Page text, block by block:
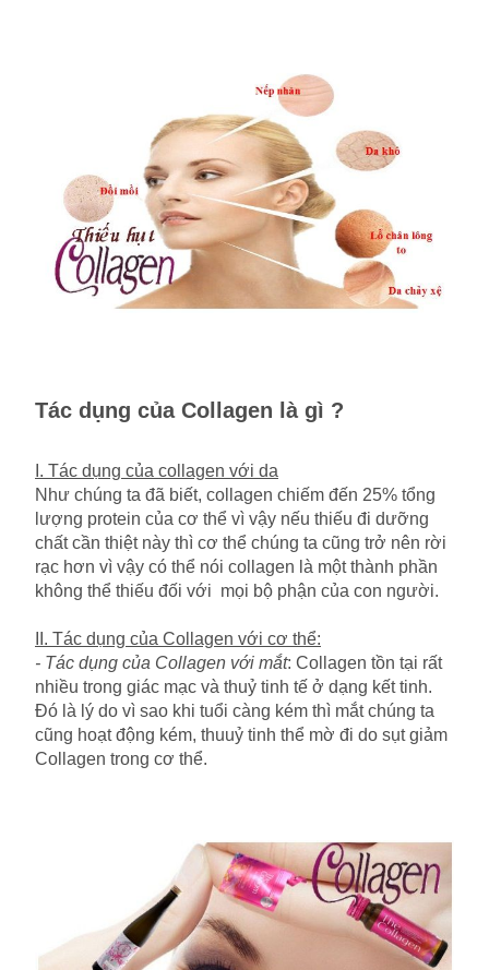
Tác dụng của Collagen là gì ?
I. Tác dụng của collagen với da
Như chúng ta đã biết, collagen chiếm đến 25% tổng
lượng protein của cơ thể vì vậy nếu thiếu đi dưỡng
chất cần thiệt này thì cơ thể chúng ta cũng trở nên rời
rạc hơn vì vậy có thể nói collagen là một thành phần
không thể thiếu đối với mọi bộ phận của con người.
II. Tác dụng của Collagen với cơ thể:
- Tác dụng của Collagen với mắt: Collagen tồn tại rất
nhiều trong giác mạc và thuỷ tinh tế ở dạng kết tinh.
Đó là lý do vì sao khi tuổi càng kém thì mắt chúng ta
cũng hoạt động kém, thuuỷ tinh thể mờ đi do sụt giảm
Collagen trong cơ thể.